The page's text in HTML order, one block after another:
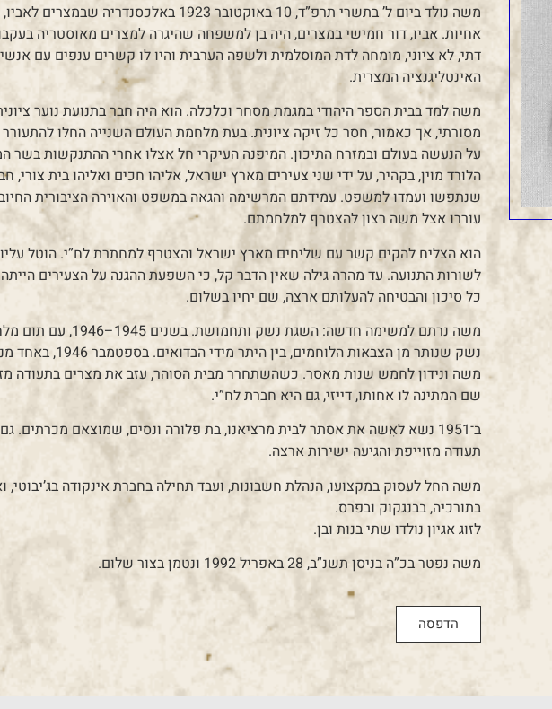
משה נולד ביום ל’ בתשרי תרפ”ד, 10 באוקטובר 1923
אחיות. אביו, דור חמישי במצרים, היה בן למשפחה שהיגרה למצרים מאוסטריה
דתי, לא ציוני, מומחה לדת המוסלמית ולשפה הערבית והיו לו קשרים ענפים עם
האינטליגנציה המצרית.
משה למד בבית הספר היהודי במגמת מסחר וכלכלה. הוא היה חבר בתנועת נוער
מסורתי, אך כאמור, חסר כל זיקה ציונית. בעת מלחמת העולם השנייה החלו
על הנעשה בעולם ובמזרח התיכון. המיפנה העיקרי חל אצלו אחרי ההתנקשות בשר
הלורד מוין, בקהיר, על ידי שני צעירים מארץ ישראל, אליהו חכים ואליהו בית צורי,
שנתפשו ועמדו למשפט. עמידתם המרשימה והגאה במשפט והאוירה הציבורית
עוררו אצל משה רצון להצטרף למלחמתם.
הוא הצליח להקים קשר עם שליחים מארץ ישראל והצטרף למחתרת לח”י. הוטל עליו
לשורות התנועה. עד מהרה גילה שאין הדבר קל, כי השפעת ההגנה על הצעירים
כל סיכון והבטיחה להעלותם ארצה, שם יחיו בשלום.
משה נרתם למשימה חדשה:
נשק שנותר מן הצבאות
משה ונידון לחמש שנות מאסר. כשהשתחרר מבית הסוהר, עזב את מצרים בתעודה
שם המתינה לו אחותו, דייזי, גם היא חברת לח”י.
ב־1951 נשא לאִשה את אסתר לבית מרציאנו, בת פלורה ונסים, שמוצאם
תעודה מזוייפת והגיעה ישירות ארצה.
משה החל לעסוק במקצועו, הנהלת חשבונות, ועבד תחילה בחברת אינקודה בג’יבוטי,
בתורכיה, בבנגקוק ובפרס.
לזוג אגיון נולדו שתי בנות ובן.
משה נפטר בכ”ה בניסן תשנ”ב, 28 באפריל 1992 ונטמן בצור שלום.
הדפסה